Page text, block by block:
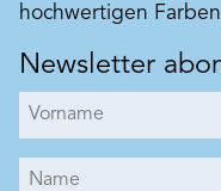
hochwertigen
Newsletter